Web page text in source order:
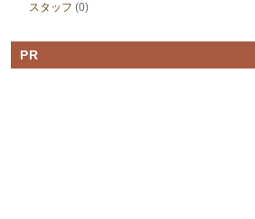
スタッフ (0)
PR